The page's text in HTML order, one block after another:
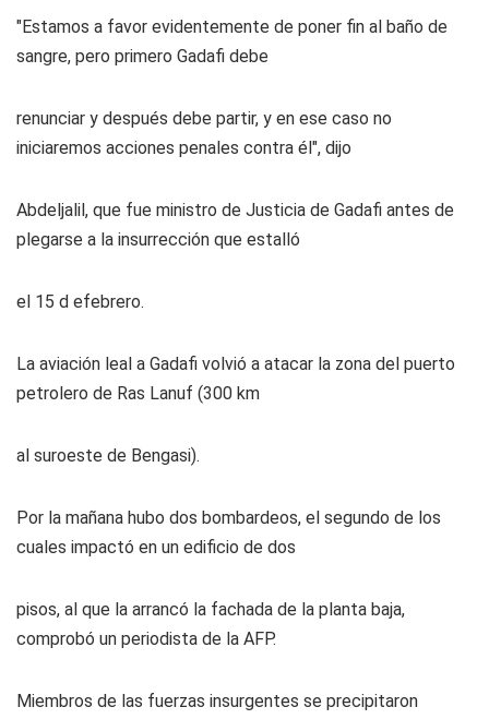
"Estamos a favor evidentemente de poner fin al baño de
sangre, pero primero Gadafi debe
renunciar y después debe partir, y en ese caso no
iniciaremos acciones penales contra él", dijo
Abdeljalil, que fue ministro de Justicia de Gadafi antes de
plegarse a la insurrección que estalló
el 15 d efebrero.
La aviación leal a Gadafi volvió a atacar la zona del puerto
petrolero de Ras Lanuf (300 km
al suroeste de Bengasi).
Por la mañana hubo dos bombardeos, el segundo de los
cuales impactó en un edificio de dos
pisos, al que la arrancó la fachada de la planta baja,
comprobó un periodista de la AFP.
Miembros de las fuerzas insurgentes se precipitaron